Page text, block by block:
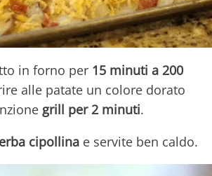
in forno per 15 minuti a 200
alle patate un colore dorato
grill per 2 minuti.
erba cipollina e servite ben caldo.